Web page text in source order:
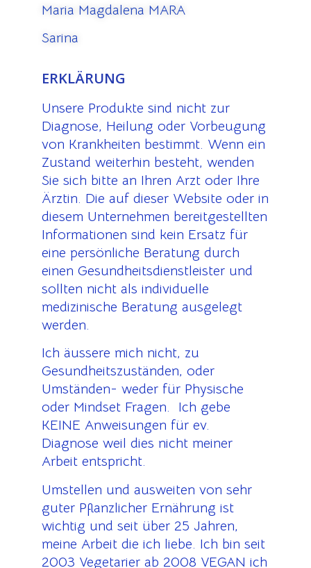
Maria Magdalena MARA
Sarina
ERKLÄRUNG
Unsere Produkte sind nicht zur
Diagnose, Heilung oder Vorbeugung
von Krankheiten bestimmt. Wenn ein
Zustand weiterhin besteht, wenden
Sie sich bitte an Ihren Arzt oder Ihre
Ärztin. Die auf dieser Website oder in
diesem Unternehmen bereitgestellten
Informationen sind kein Ersatz für
eine persönliche Beratung durch
einen Gesundheitsdienstleister und
sollten nicht als individuelle
medizinische Beratung ausgelegt
werden.
Ich äussere mich nicht, zu
Gesundheitszuständen, oder
Umständen- weder für Physische
oder Mindset Fragen. Ich gebe
KEINE Anweisungen für ev.
Diagnose weil dies nicht meiner
Arbeit entspricht.
Umstellen und ausweiten von sehr
guter Pflanzlicher Ernährung ist
wichtig und seit über 25 Jahren,
meine Arbeit die ich liebe. Ich bin seit
2003 Vegetarier ab 2008 VEGAN ich